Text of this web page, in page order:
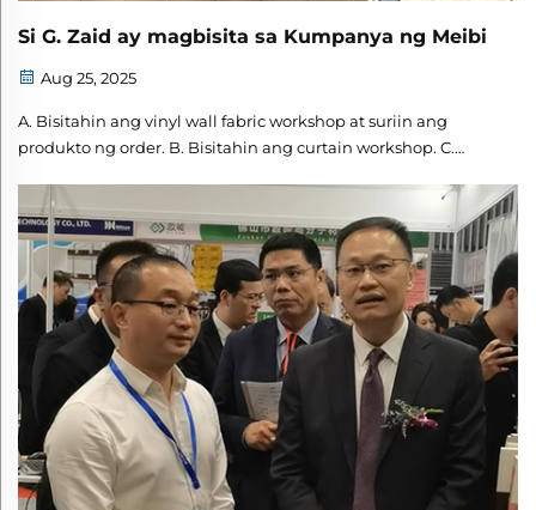
Si G. Zaid ay magbisita sa Kumpanya ng Meibi
Aug 25, 2025
A. Bisitahin ang vinyl wall fabric workshop at suriin ang
produkto ng order. B. Bisitahin ang curtain workshop. C.
ay isang epektibong pagbisita, at maraming salamat sa mga
mungkahi ni G. Ziad! H...